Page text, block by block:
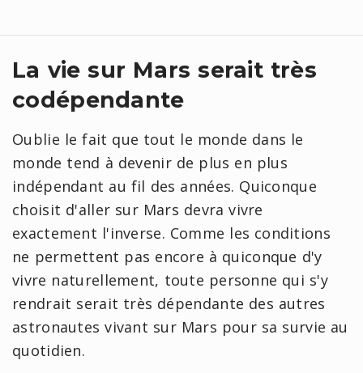
La vie sur Mars serait très
codépendante
Oublie le fait que tout le monde dans le
monde tend à devenir de plus en plus
indépendant au fil des années. Quiconque
choisit d'aller sur Mars devra vivre
exactement l'inverse. Comme les conditions
ne permettent pas encore à quiconque d'y
vivre naturellement, toute personne qui s'y
rendrait serait très dépendante des autres
astronautes vivant sur Mars pour sa survie au
quotidien.